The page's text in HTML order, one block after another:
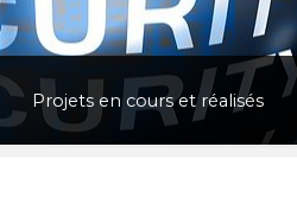
Projets en cours et réalisés